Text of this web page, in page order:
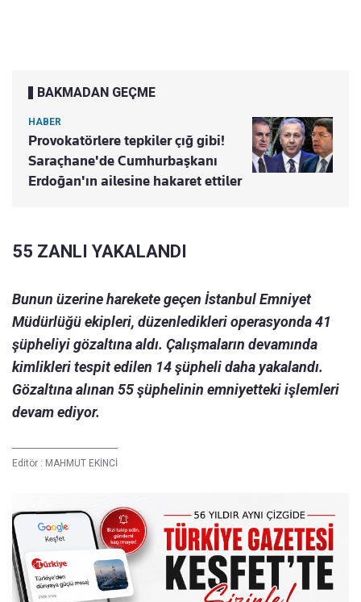
BAKMADAN GEÇME
HABER
Provokatörlere tepkiler çığ gibi!
Saraçhane'de Cumhurbaşkanı
Erdoğan'ın ailesine hakaret ettiler
55 ZANLI YAKALANDI
Bunun üzerine harekete geçen İstanbul Emniyet
Müdürlüğü ekipleri, düzenledikleri operasyonda 41
şüpheliyi gözaltına aldı. Çalışmaların devamında
kimlikleri tespit edilen 14 şüpheli daha yakalandı.
Gözaltına alınan 55 şüphelinin emniyetteki işlemleri
devam ediyor.
Editör : MAHMUT EKİNCİ